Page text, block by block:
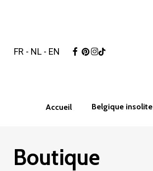
content
FR - NL - EN facebook
pinterest
instagram
tiktok
Accueil Belgique insolite
Boutique